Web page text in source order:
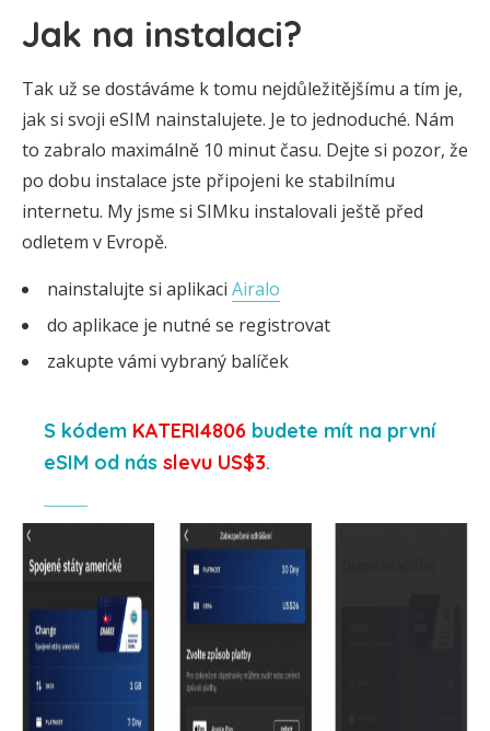
Jak na instalaci?
Tak už se dostáváme k tomu nejdůležitějšímu a tím je,
jak si svoji eSIM nainstalujete. Je to jednoduché. Nám
to zabralo maximálně 10 minut času. Dejte si pozor, že
po dobu instalace jste připojeni ke stabilnímu
internetu. My jsme si SIMku instalovali ještě před
odletem v Evropě.
nainstalujte si aplikaci Airalo
do aplikace je nutné se registrovat
zakupte vámi vybraný balíček
S kódem KATERI4806 budete mít na první
eSIM od nás slevu US$3.